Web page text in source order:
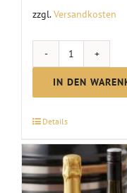
zzgl.Versandkosten
Probierpaket
"Burgunder"
Menge
IN DEN
Details